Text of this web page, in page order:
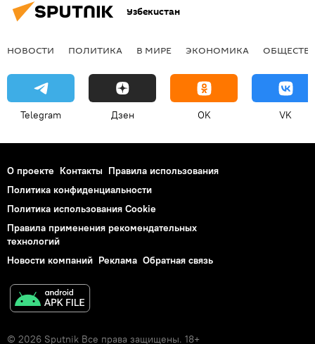
Узбекистан
НОВОСТИ ПОЛИТИКА В МИРЕ ЭКОНОМИКА
Telegram Дзен OK VK
О проекте Контакты Правила использования
Политика конфиденциальности
Политика использования Cookie
Правила применения рекомендательных
технологий
Новости компаний Реклама Обратная связь
© 2026 Sputnik Все права защищены. 18+